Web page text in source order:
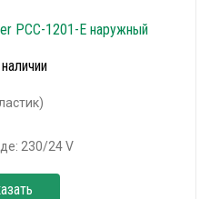
PCC-1201-E наружный
230/24 V